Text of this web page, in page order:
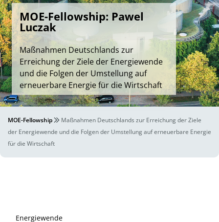
MOE-Fellowship: Pawel
Luczak
Maßnahmen Deutschlands zur
Erreichung der Ziele der Energiewende
und die Folgen der Umstellung auf
erneuerbare Energie für die Wirtschaft
MOE-Fellowship
Maßnahmen Deutschlands zur Erreichung der Ziele
der Energiewende und die Folgen der Umstellung auf erneuerbare Energie
für die Wirtschaft
Energiewende